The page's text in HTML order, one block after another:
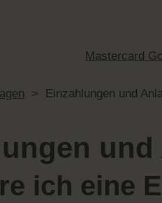
Mastercard
>
und
ich eine